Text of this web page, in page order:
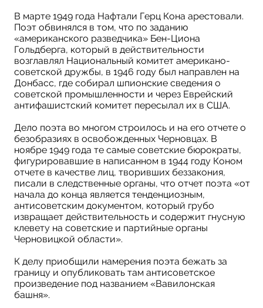
В марте 1949 года Нафтали Герц Кона арестовали.
Поэт обвинялся в том, что по заданию
«американского разведчика» Бен-Циона
Гольдберга, который в действительности
возглавлял Национальный комитет американо-
советской дружбы, в 1946 году был направлен на
Донбасс, где собирал шпионские сведения о
советской промышленности и через Еврейский
антифашистский комитет пересылал их в США.
Дело поэта во многом строилось и на его отчете о
безобразиях в освобожденных Черновцах. В
ноябре 1949 года те самые советские бюрократы,
фигурировавшие в написанном в 1944 году Коном
отчете в качестве лиц, творивших беззакония,
писали в следственные органы, что отчет поэта «от
начала до конца является тенденциозным,
антисоветским документом, который грубо
извращает действительность и содержит гнусную
клевету на советские и партийные органы
Черновицкой области».
К делу приобщили намерения поэта бежать за
границу и опубликовать там антисоветское
произведение под названием «Вавилонская
башня».